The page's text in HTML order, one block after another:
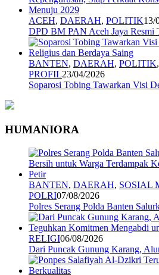
ACEH, DAERAH, POLITIK13/
DPD BM PAN Aceh Jaya
BANTEN, DAERAH, POLITIK,
PROFIL23/04/2026
Soparosi Tobing Tawarkan Visi
HUMANIORA
BANTEN, DAERAH, SOSIAL
POLRI07/08/2026
Polres Serang Polda Banten
RELIGI06/08/2026
Dari Puncak Gunung Karang,